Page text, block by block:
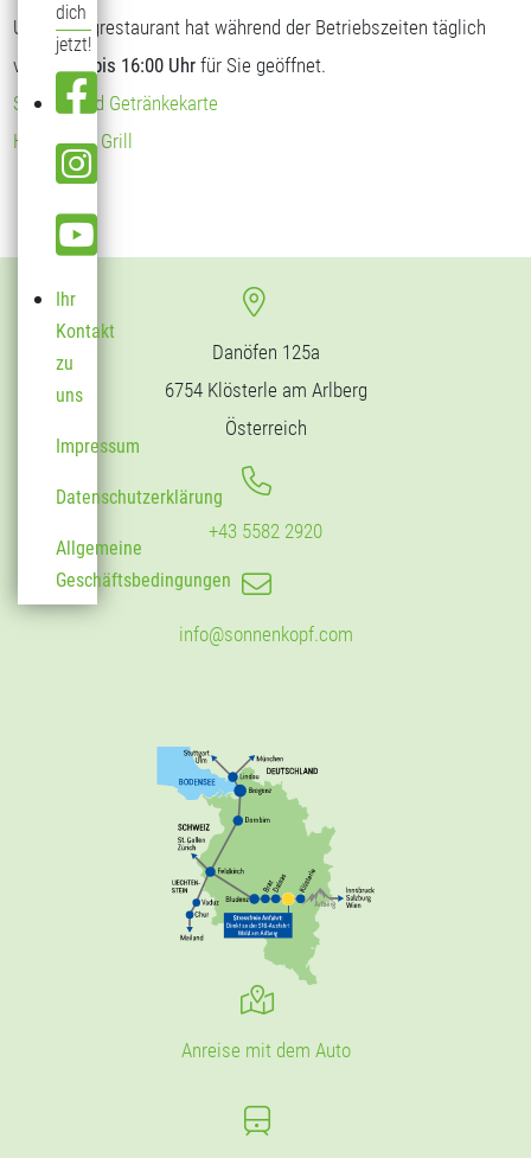
dich
jetzt!
Ihr
Kontakt
zu
uns
Impressum
Datenschutzerklärung
Allgemeine
Geschäftsbedingungen
Unser Bergrestaurant hat während der Betriebszeiten täglich
von
09:00 bis 16:00 Uhr für Sie geöffnet.
Speise- und Getränkekarte
Hendl vom Grill
Danöfen 125a
6754 Klösterle am Arlberg
Österreich
+43 5582 2920
info@sonnenkopf.com
Anreise mit dem Auto